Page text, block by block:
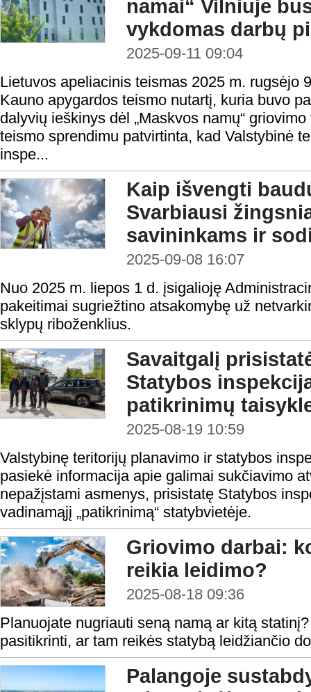
namai“ Vilniuje
vykdomas darbų
2025-09-11 09:04
Lietuvos apeliacinis teismas 2025 m. rugsėjo
Kauno apygardos teismo nutartį, kuria buvo
dalyvių ieškinys dėl „Maskvos namų“
teismo sprendimu patvirtinta, kad Valstybinė
inspe...
Kaip išvengti
Svarbiausi
savininkams ir
2025-09-08 16:07
Nuo 2025 m. liepos 1 d. įsigalioję
pakeitimai sugriežtino atsakomybę už
sklypų riboženklius.
Savaitgalį
Statybos
patikrinimų
2025-08-19 10:59
Valstybinę teritorijų planavimo ir statybos
pasiekė informacija apie galimai sukčiavimo
nepažįstami asmenys, prisistatę Statybos
vadinamąjį „patikrinimą“ statybvietėje.
Griovimo darbai:
reikia leidimo?
2025-08-18 09:36
Planuojate nugriauti seną namą ar kitą
pasitikrinti, ar tam reikės statybą leidžiančio
Palangoje